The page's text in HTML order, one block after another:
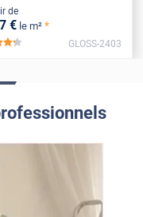
de
€ le m² *
*****
GLOSS-2403